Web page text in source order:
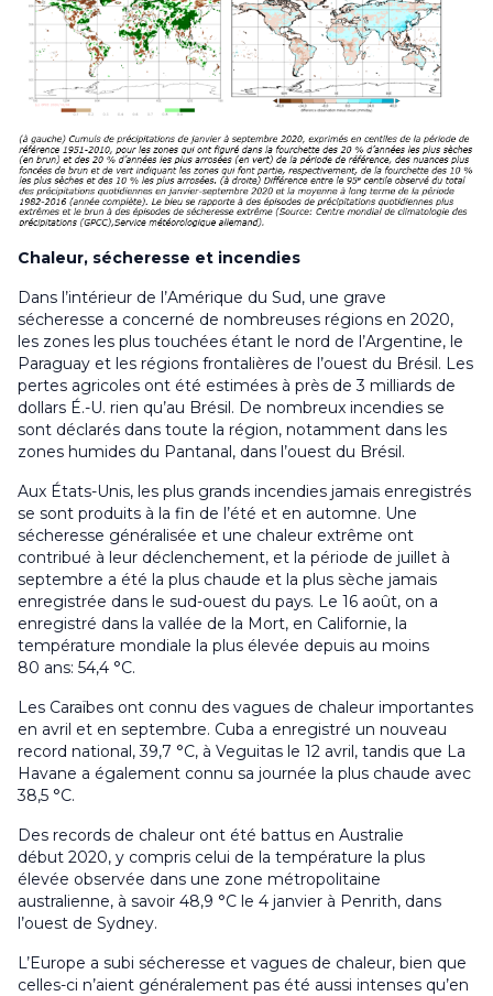
Chaleur, sécheresse et incendies
Dans l’intérieur de l’Amérique du Sud, une grave
sécheresse a concerné de nombreuses régions en 2020,
les zones les plus touchées étant le nord de l’Argentine, le
Paraguay et les régions frontalières de l’ouest du Brésil. Les
pertes agricoles ont été estimées à près de 3 milliards de
dollars É.-U. rien qu’au Brésil. De nombreux incendies se
sont déclarés dans toute la région, notamment dans les
zones humides du Pantanal, dans l’ouest du Brésil.
Aux États-Unis, les plus grands incendies jamais enregistrés
se sont produits à la fin de l’été et en automne. Une
sécheresse généralisée et une chaleur extrême ont
contribué à leur déclenchement, et la période de juillet à
septembre a été la plus chaude et la plus sèche jamais
enregistrée dans le sud-ouest du pays. Le 16 août, on a
enregistré dans la vallée de la Mort, en Californie, la
température mondiale la plus élevée depuis au moins
80 ans: 54,4 °C.
Les Caraïbes ont connu des vagues de chaleur importantes
en avril et en septembre. Cuba a enregistré un nouveau
record national, 39,7 °C, à Veguitas le 12 avril, tandis que La
Havane a également connu sa journée la plus chaude avec
38,5 °C.
Des records de chaleur ont été battus en Australie
début 2020, y compris celui de la température la plus
élevée observée dans une zone métropolitaine
australienne, à savoir 48,9 °C le 4 janvier à Penrith, dans
l’ouest de Sydney.
L’Europe a subi sécheresse et vagues de chaleur, bien que
celles-ci n’aient généralement pas été aussi intenses qu’en